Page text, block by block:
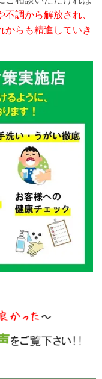
調から解放され、
からも精進していき